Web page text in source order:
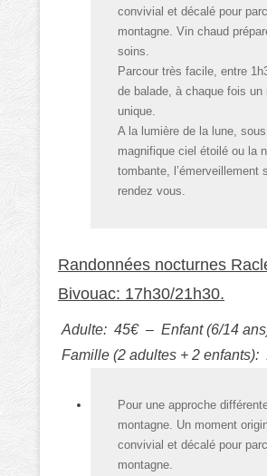
convivial et décalé pour
montagne. Vin chaud
soins.
Parcour très facile, entre
de balade, à chaque fois un
unique.
A la lumière de la lune,
magnifique ciel étoilé ou la
tombante, l’émerveillement
rendez vous.
Randonnées nocturnes
Bivouac: 17h30/21h30.
Adulte: 45€ – Enfant (6/14
Famille (2 adultes + 2 enfants):
Pour une approche
montagne. Un moment
convivial et décalé pour
montagne.